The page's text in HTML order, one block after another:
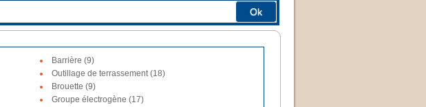
Ok
Barrière (9)
Outillage de terrassement (18)
Brouette (9)
Groupe électrogène (17)